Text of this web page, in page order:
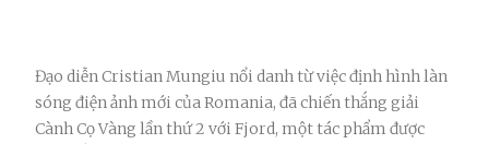
Đạo diễn Cristian Mungiu nổi danh từ việc định hình làn
sóng điện ảnh mới của Romania, đã chiến thắng giải
Cành Cọ Vàng lần thứ 2 với Fjord, một tác phẩm được